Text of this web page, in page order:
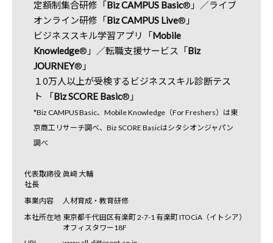
定額制集合研修「Biz CAMPUS Basic®」／ライブ
オンライン研修「Biz CAMPUS Live®」
ビジネススキル学習アプリ「Mobile
Knowledge®」／転職支援サービス「Biz
JOURNEY®」
１0万人以上が受検するビジネススキル診断テス
ト 「Biz SCORE Basic®」
*Biz CAMPUS Basic、Mobile Knowledge（For Freshers）は東
京商工リサーチ調べ、Biz SCORE Basicはシタシオンジャパン
調べ
代表取締役
社長
眞﨑 大輔
事業内容
人材育成・教育研修
本社所在地 東京都千代田区有楽町 2-7-1 有楽町 ITOCiA（イトシア）
オフィスタワー18F